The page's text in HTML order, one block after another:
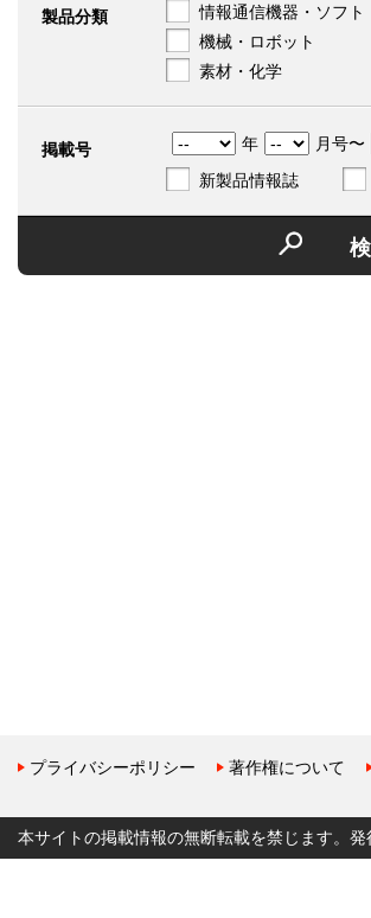
製品分類 情報通信機器・ソフト
機械・ロボット
素材・化学
掲載号 年 月号〜
新製品情報誌
プライバシーポリシー 著作権について
本サイトの掲載情報の無断転載を禁じます。